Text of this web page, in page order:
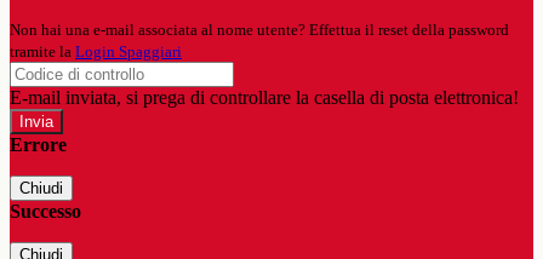
Non hai una e-mail associata al nome utente? Effettua il reset della password
tramite la Login Spaggiari
E-mail inviata, si prega di controllare la casella di posta elettronica!
Errore
Chiudi
Successo
Chiudi